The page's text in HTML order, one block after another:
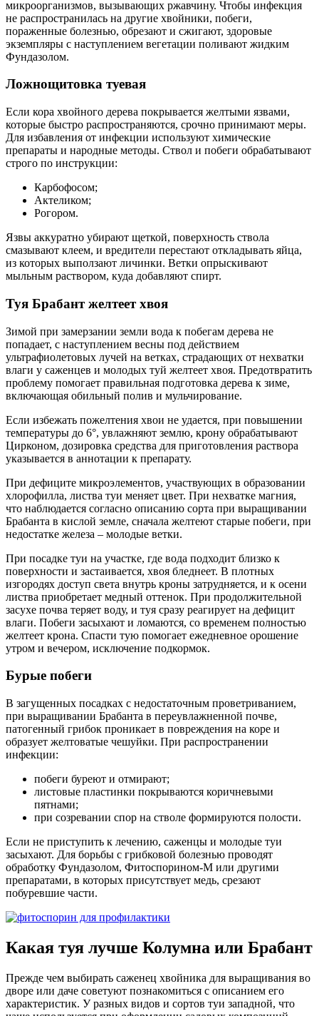
микроорганизмов, вызывающих ржавчину. Чтобы инфекция
не распространилась на другие хвойники, побеги,
пораженные болезнью, обрезают и сжигают, здоровые
экземпляры с наступлением вегетации поливают жидким
Фундазолом.
Ложнощитовка туевая
Если кора хвойного дерева покрывается желтыми язвами,
которые быстро распространяются, срочно принимают меры.
Для избавления от инфекции используют химические
препараты и народные методы. Ствол и побеги обрабатывают
строго по инструкции:
Карбофосом;
Актеликом;
Рогором.
Язвы аккуратно убирают щеткой, поверхность ствола
смазывают клеем, и вредители перестают откладывать яйца,
из которых выползают личинки. Ветки опрыскивают
мыльным раствором, куда добавляют спирт.
Туя Брабант желтеет хвоя
Зимой при замерзании земли вода к побегам дерева не
попадает, с наступлением весны под действием
ультрафиолетовых лучей на ветках, страдающих от нехватки
влаги у саженцев и молодых туй желтеет хвоя. Предотвратить
проблему помогает правильная подготовка дерева к зиме,
включающая обильный полив и мульчирование.
Если избежать пожелтения хвои не удается, при повышении
температуры до 6°, увлажняют землю, крону обрабатывают
Цирконом, дозировка средства для приготовления раствора
указывается в аннотации к препарату.
При дефиците микроэлементов, участвующих в образовании
хлорофилла, листва туи меняет цвет. При нехватке магния,
что наблюдается согласно описанию сорта при выращивании
Брабанта в кислой земле, сначала желтеют старые побеги, при
недостатке железа – молодые ветки.
При посадке туи на участке, где вода подходит близко к
поверхности и застаивается, хвоя бледнеет. В плотных
изгородях доступ света внутрь кроны затрудняется, и к осени
листва приобретает медный оттенок. При продолжительной
засухе почва теряет воду, и туя сразу реагирует на дефицит
влаги. Побеги засыхают и ломаются, со временем полностью
желтеет крона. Спасти тую помогает ежедневное орошение
утром и вечером, исключение подкормок.
Бурые побеги
В загущенных посадках с недостаточным проветриванием,
при выращивании Брабанта в переувлажненной почве,
патогенный грибок проникает в повреждения на коре и
образует желтоватые чешуйки. При распространении
инфекции:
побеги буреют и отмирают;
листовые пластинки покрываются коричневыми
пятнами;
при созревании спор на стволе формируются полости.
Если не приступить к лечению, саженцы и молодые туи
засыхают. Для борьбы с грибковой болезнью проводят
обработку Фундазолом, Фитоспорином-М или другими
препаратами, в которых присутствует медь, срезают
побуревшие части.
Какая туя лучше Колумна или Брабант
Прежде чем выбирать саженец хвойника для выращивания во
дворе или даче советуют познакомиться с описанием его
характеристик. У разных видов и сортов туи западной, что